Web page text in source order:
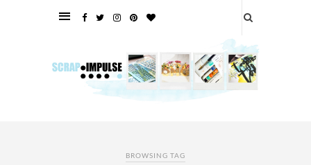
BROWSING TAG